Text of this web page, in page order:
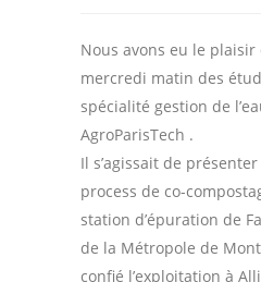
Nous avons eu le plaisir
mercredi matin des
spécialité gestion de
AgroParisTech .
Il s’agissait de
process de co-
station d’épuration de
de la Métropole de
confié l’exploitation à